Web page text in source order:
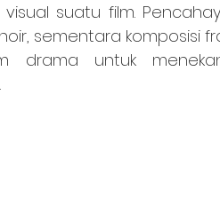
suatu film.
sementara komposisi
drama untuk